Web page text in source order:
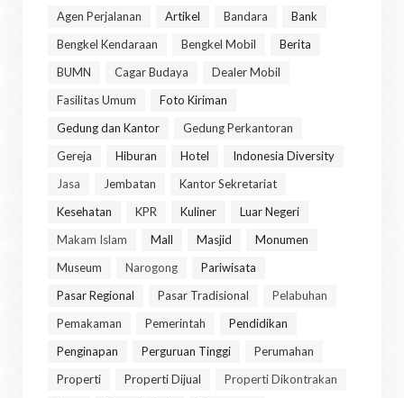
Agen Perjalanan Artikel Bandara
Bank
Bengkel Kendaraan
Bengkel Mobil
Berita
BUMN
Cagar Budaya
Dealer Mobil
Fasilitas Umum
Foto Kiriman
Gedung dan Kantor
Gedung Perkantoran
Gereja
Hiburan Hotel
Indonesia Diversity
Jasa
Jembatan
Kantor Sekretariat
Kesehatan
KPR Kuliner
Luar Negeri
Makam Islam
Mall Masjid
Monumen
Museum
Narogong
Pariwisata
Pasar Regional
Pasar Tradisional
Pelabuhan
Pemakaman
Pemerintah
Pendidikan
Penginapan
Perguruan Tinggi
Perumahan
Properti
Properti Dijual
Properti Dikontrakan